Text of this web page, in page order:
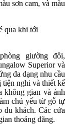
sơn cam, và màu
giường đôi,
Superior và
đa dạng nhu cầu
tiện nghi và thiết kế
không gian và ánh
chủ yếu từ gỗ tự
du khách. Các cửa
thoáng đãng.